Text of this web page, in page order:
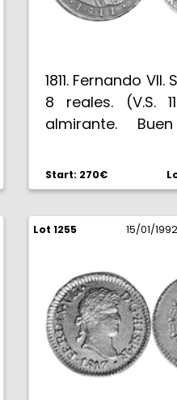
1811. Fernando VII.
8 reales. (V.S.
almirante.
Start: 270€
Lot 1255 15/01/1992